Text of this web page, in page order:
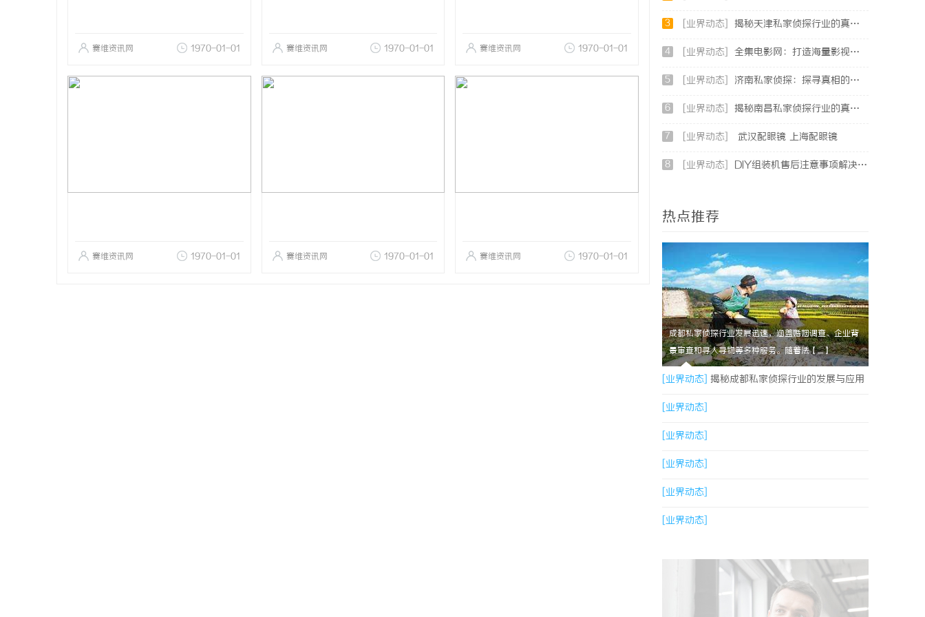
赛维资讯网 1970-01-01 赛维资讯网 1970-01-01 赛维资讯网 1970-01-01
赛维资讯网 1970-01-01 赛维资讯网 1970-01-01 赛维资讯网 1970-01-01
3 [业界动态] 揭秘天津私家侦探行业的真实面貌与服务优势
4 [业界动态] 全集电影网：打造海量影视资源的优质观影平台
5 [业界动态] 济南私家侦探：探寻真相的隐秘守护者
6 [业界动态] 揭秘南昌私家侦探行业的真实面貌与服务价值详解
7 [业界动态] 武汉配眼镜 上海配眼镜
8 [业界动态] DIY组装机售后注意事项解决方案
热点推荐
成都私家侦探行业发展迅速，涵盖婚姻调查、企业背
景审查和寻人寻物等多种服务。随着法【....】
[业界动态] 揭秘成都私家侦探行业的发展与应用
现状全解析
[业界动态]
[业界动态]
[业界动态]
[业界动态]
[业界动态]